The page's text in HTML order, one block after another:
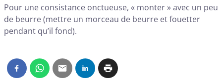
Pour une consistance onctueuse, « monter » avec un peu
de beurre (mettre un morceau de beurre et fouetter
pendant qu’il fond).